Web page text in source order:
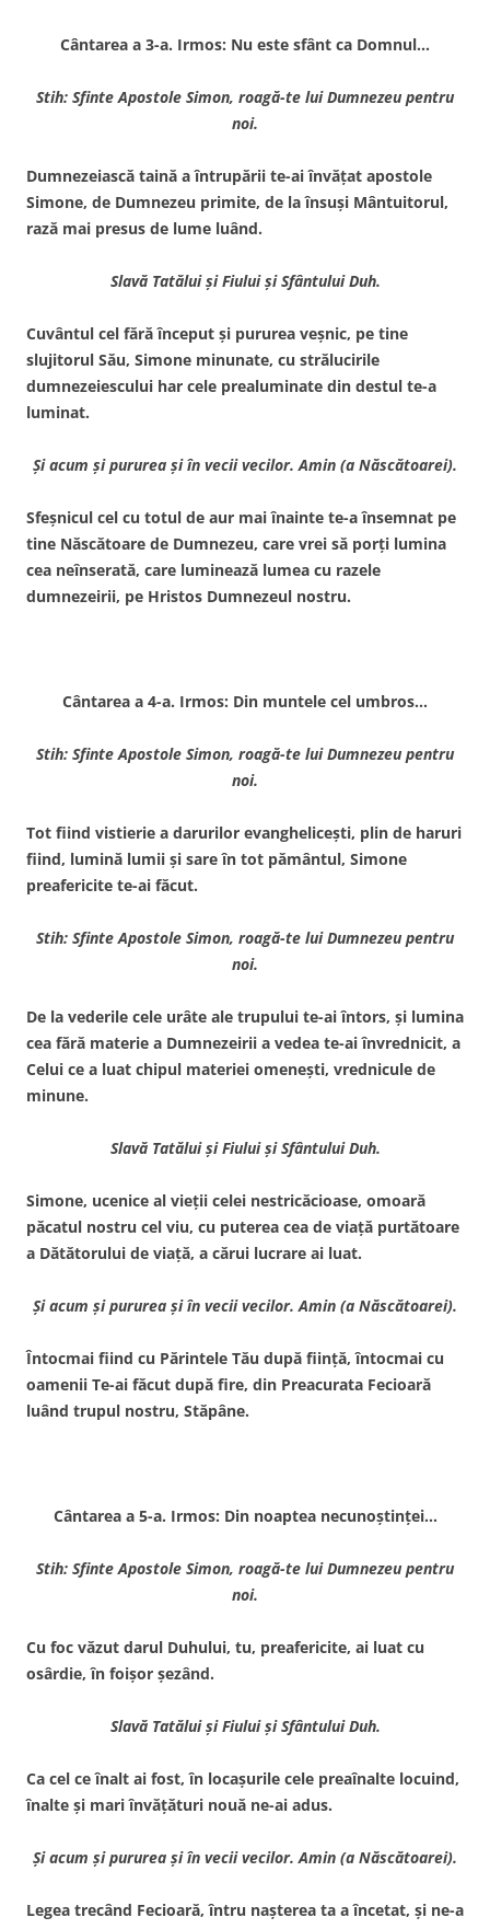
Cântarea a 3-a. Irmos: Nu este sfânt ca Domnul…
Stih: Sfinte Apostole Simon, roagă-te lui Dumnezeu pentru
noi.
Dumnezeiască taină a întrupării te-ai învăţat apostole
Simone, de Dumnezeu primite, de la însuşi Mântuitorul,
rază mai presus de lume luând.
Slavă Tatălui şi Fiului şi Sfântului Duh.
Cuvântul cel fără început şi pururea veşnic, pe tine
slujitorul Său, Simone minunate, cu strălucirile
dumnezeiescului har cele prealuminate din destul te-a
luminat.
Şi acum şi pururea şi în vecii vecilor. Amin (a Născătoarei).
Sfeşnicul cel cu totul de aur mai înainte te-a însemnat pe
tine Născătoare de Dumnezeu, care vrei să porţi lumina
cea neînserată, care luminează lumea cu razele
dumnezeirii, pe Hristos Dumnezeul nostru.
Cântarea a 4-a. Irmos: Din muntele cel umbros…
Stih: Sfinte Apostole Simon, roagă-te lui Dumnezeu pentru
noi.
Tot fiind vistierie a darurilor evangheliceşti, plin de haruri
fiind, lumină lumii şi sare în tot pământul, Simone
preafericite te-ai făcut.
Stih: Sfinte Apostole Simon, roagă-te lui Dumnezeu pentru
noi.
De la vederile cele urâte ale trupului te-ai întors, şi lumina
cea fără materie a Dumnezeirii a vedea te-ai învrednicit, a
Celui ce a luat chipul materiei omeneşti, vrednicule de
minune.
Slavă Tatălui şi Fiului şi Sfântului Duh.
Simone, ucenice al vieţii celei nestricăcioase, omoară
păcatul nostru cel viu, cu puterea cea de viaţă purtătoare
a Dătătorului de viaţă, a cărui lucrare ai luat.
Şi acum şi pururea şi în vecii vecilor. Amin (a Născătoarei).
Întocmai fiind cu Părintele Tău după fiinţă, întocmai cu
oamenii Te-ai făcut după fire, din Preacurata Fecioară
luând trupul nostru, Stăpâne.
Cântarea a 5-a. Irmos: Din noaptea necunoştinţei…
Stih: Sfinte Apostole Simon, roagă-te lui Dumnezeu pentru
noi.
Cu foc văzut darul Duhului, tu, preafericite, ai luat cu
osârdie, în foişor şezând.
Slavă Tatălui şi Fiului şi Sfântului Duh.
Ca cel ce înalt ai fost, în locaşurile cele preaînalte locuind,
înalte şi mari învăţături nouă ne-ai adus.
Şi acum şi pururea şi în vecii vecilor. Amin (a Născătoarei).
Legea trecând Fecioară, întru naşterea ta a încetat, şi ne-a